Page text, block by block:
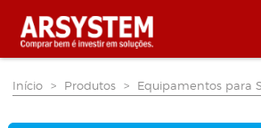
Início > Produtos > Equipamentos para